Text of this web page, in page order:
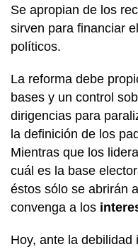
Se apropian de los
sirven para financiar
políticos.
La reforma debe
bases y un control
dirigencias para
la definición de los
Mientras que los
cuál es la base
éstos sólo se abrirán
convenga a los
Hoy, ante la debilidad